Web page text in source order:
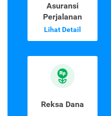
Asuransi
Perjalanan
Lihat Detail
Reksa Dana